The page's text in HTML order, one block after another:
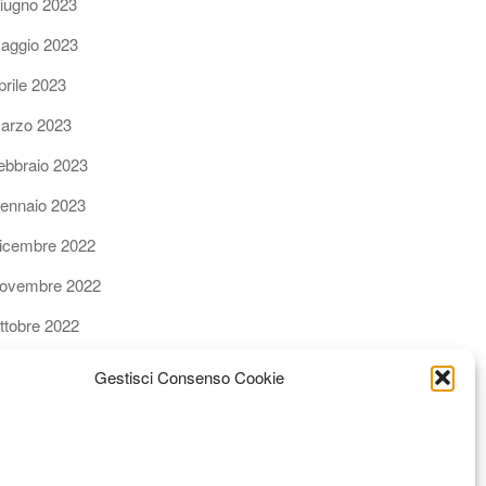
Gestisci Consenso Cookie
2023
2023
2023
2023
2023
2022
2022
2022